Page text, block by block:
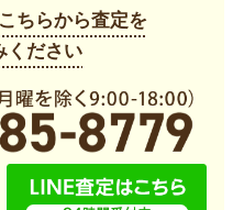
ちらから査定を
ください